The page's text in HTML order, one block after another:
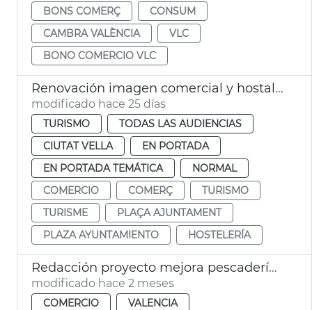
BONS COMERÇ
CONSUM
CAMBRA VALÈNCIA
VLC
BONO COMERCIO VLC
Renovación imagen comercial y hostalera plaza Ayuntamiento
modificado hace 25 días
TURISMO
TODAS LAS AUDIENCIAS
CIUTAT VELLA
EN PORTADA
EN PORTADA TEMÁTICA
NORMAL
COMERCIO
COMERÇ
TURISMO
TURISME
PLAÇA AJUNTAMENT
PLAZA AYUNTAMIENTO
HOSTELERÍA
Redacción proyecto mejora pescadería Mercado Cabañal
modificado hace 2 meses
COMERCIO
VALENCIA